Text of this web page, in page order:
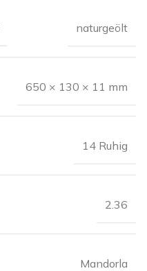
naturgeölt
650 × 130 × 11 mm
14 Ruhig
2.36
Mandorla